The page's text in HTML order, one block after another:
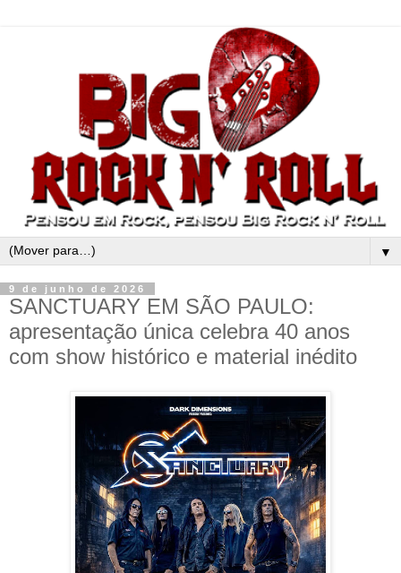
▼
9 de junho de 2026
SANCTUARY EM SÃO PAULO:
apresentação única celebra 40 anos
com show histórico e material inédito